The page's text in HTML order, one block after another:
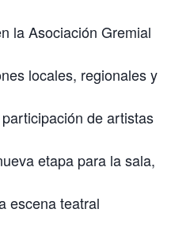
la Asociación Gremial
locales, regionales y
de artistas
etapa para la sala,
escena teatral